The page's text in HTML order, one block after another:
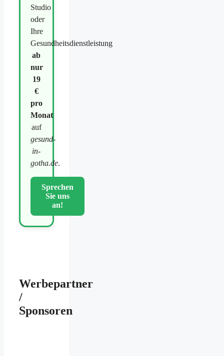
Studio
oder
Ihre
Gesundheitsdienstleistung
ab
nur
19
€
pro
Monat
auf
gesund-
in-
gotha.de.
Sprechen
Sie uns
an!
Werbepartner
/
Sponsoren